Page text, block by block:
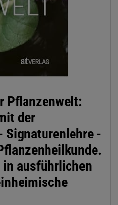
Pflanzenwelt:
der
Signaturenlehre -
in ausführlichen